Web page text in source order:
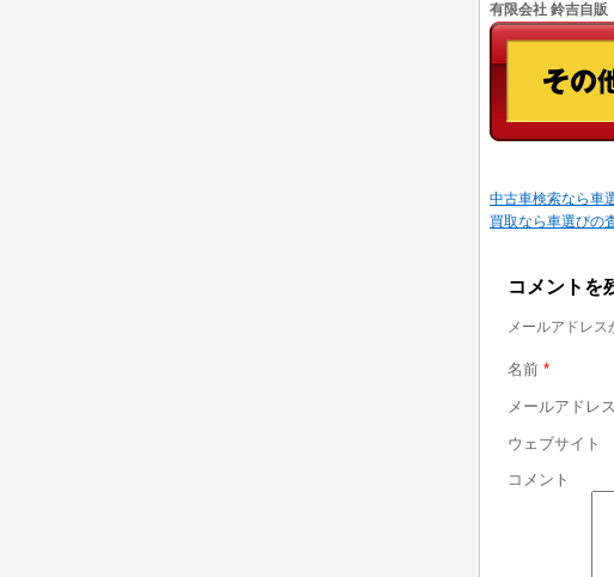
有限会社 鈴吉自
中古車検索なら車
買取なら車選びの
コメントを
メールアドレス
名前 *
メールアドレス
ウェブサイト
コメント